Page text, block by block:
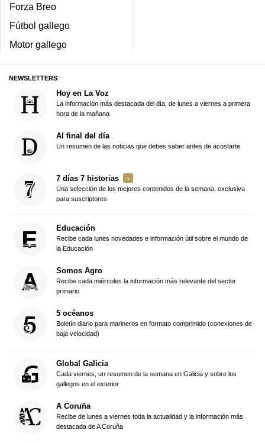
Forza Breo
Fútbol gallego
Motor gallego
NEWSLETTERS
Hoy en La Voz
La información más destacada del día, de lunes a viernes a primera
hora de la mañana
Al final del día
Un resumen de las noticias que debes saber antes de acostarte
7 días 7 historias
Una selección de los mejores contenidos de la semana, exclusiva
para suscriptores
Educación
Recibe cada lunes novedades e información útil sobre el mundo de
la Educación
Somos Agro
Recibe cada miércoles la información más relevante del sector
primario
5 océanos
Boletín diario para marineros en formato comprimido (conexiones de
baja velocidad)
Global Galicia
Cada viernes, un resumen de la semana en Galicia y sobre los
gallegos en el exterior
A Coruña
Recibe de lunes a viernes toda la actualidad y la información más
destacada de A Coruña